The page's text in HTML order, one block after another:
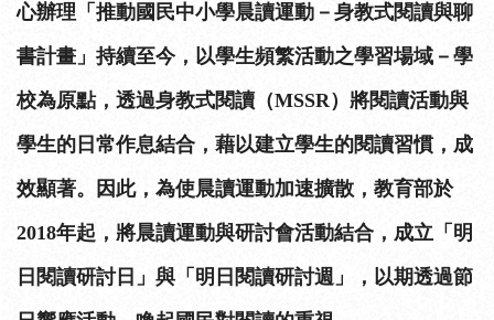
心辦理「推動國民中小學晨讀運動－身教式閱讀與聊
書計畫」持續至今，以學生頻繁活動之學習場域－學
校為原點，透過身教式閱讀（MSSR）將閱讀活動與
學生的日常作息結合，藉以建立學生的閱讀習慣，成
效顯著。因此，為使晨讀運動加速擴散，教育部於
2018年起，將晨讀運動與研討會活動結合，成立「明
日閱讀研討日」與「明日閱讀研討週」，以期透過節